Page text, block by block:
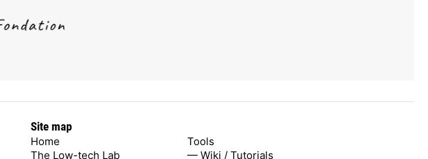
Site map
Home
The Low-tech Lab
Tools
— Wiki / Tutorials